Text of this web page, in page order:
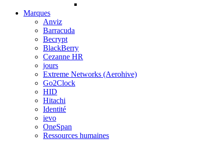
Marques
Anviz
Barracuda
Becrypt
BlackBerry
Cezanne HR
jours
Extreme Networks (Aerohive)
Go2Clock
HID
Hitachi
Identité
ievo
OneSpan
Ressources humaines